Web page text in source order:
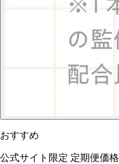
おすすめ
公式サイト限定 定期便価格